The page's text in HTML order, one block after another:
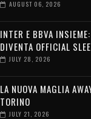
AUGUST 06, 2026
INTER E BBVA
DIVENTA OFFICIAL
JULY 28, 2026
LA NUOVA MAGLIA
TORINO
JULY 21, 2026